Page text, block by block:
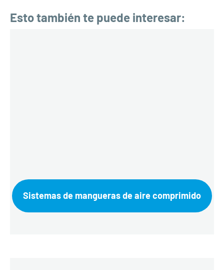
Esto también te puede interesar:
Sistemas de mangueras de aire comprimido